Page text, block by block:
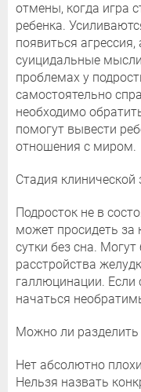
отмены, когда игра
ребенка.
появиться
суицидальные
проблемах у
самостоятельно
необходимо
помогут вывести
отношения с миром.
Стадия клинической
Подросток не в
может просидеть
сутки без сна.
расстройства
галлюцинации. Если
начаться
Можно ли
Нет абсолютно
Нельзя назвать